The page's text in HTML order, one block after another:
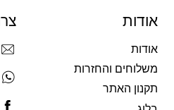
אודות
אודות
משלוחים והחזרות
תקנון האתר